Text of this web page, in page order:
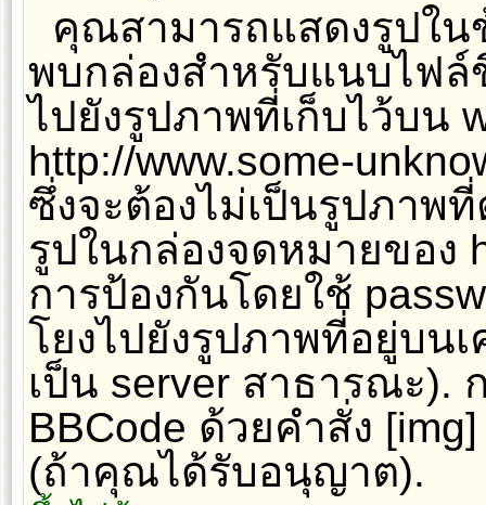
คุณสามารถแสดงรูปใ
พบกล่องสำหรับแนบไฟ
ไปยังรูปภาพที่เก็บไว้บน
http://www.some-
ซึ่งจะต้องไม่เป็นรูปภาพ
รูปในกล่องจดหมายของ
การป้องกันโดยใช้
โยงไปยังรูปภาพที่อยู่บน
เป็น server สาธารณะ).
BBCode ด้วยคำสั่ง
(ถ้าคุณได้รับอนุญาต).